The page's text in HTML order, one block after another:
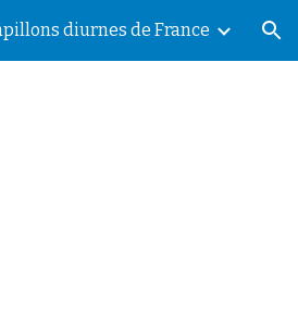
diurnes de France